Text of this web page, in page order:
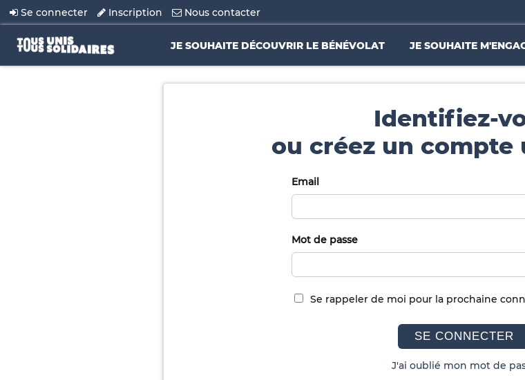
Se connecter Inscription Nous contacter
JE SOUHAITE DÉCOUVRIR LE BÉNÉVOLAT JE SOUHAITE
Identifiez-
ou créez un compte
Email
Mot de passe
Se rappeler de moi pour la prochaine
SE CONNECTER
J'ai oublié mon mot de